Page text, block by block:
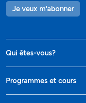
Je veux m'abonner
Qui êtes-vous?
Programmes et cours